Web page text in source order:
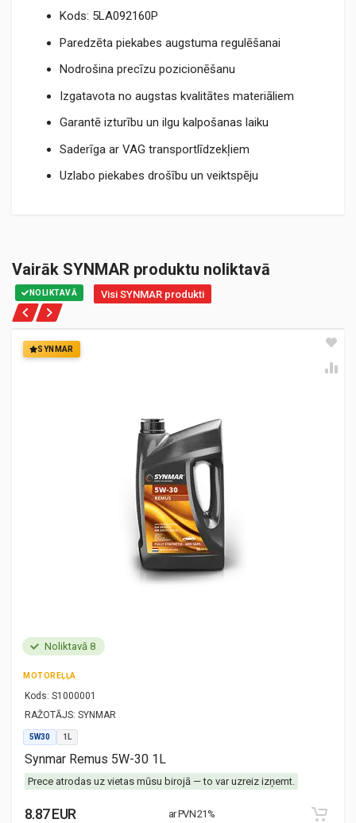
Kods: 5LA092160P
Paredzēta piekabes augstuma regulēšanai
Nodrošina precīzu pozicionēšanu
Izgatavota no augstas kvalitātes materiāliem
Garantē izturību un ilgu kalpošanas laiku
Saderīga ar VAG transportlīdzekļiem
Uzlabo piekabes drošību un veiktspēju
Vairāk SYNMAR produktu noliktavā
NOLIKTAVĀ Visi SYNMAR produkti
SYNMAR
Noliktavā 8
MOTOREĻĻA
Kods: S1000001
RAŽOTĀJS: SYNMAR
5W30 1L
Synmar Remus 5W-30 1L
Prece atrodas uz vietas mūsu birojā — to var uzreiz izņemt.
8.87 EUR ar PVN 21%